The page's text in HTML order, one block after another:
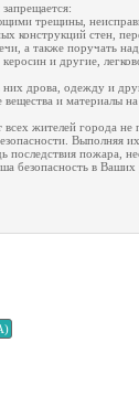
трещины,
конструкций стен,
а также поручать
и другие,
них дрова, одежду и
и материалы
жителей города не
Выполняя
пожара,
безопасность в Ваших